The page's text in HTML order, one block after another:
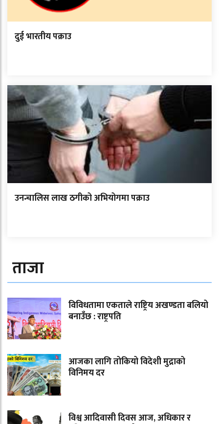
दुई भारतीय पक्राउ
उनन्चालिस लाख ठगीको अभियोगमा पक्राउ
ताजा
विविधतामा एकताले राष्ट्रिय अखण्डता बलियो
बनाउँछ : राष्ट्रपति
आजका लागि तोकियो विदेशी मुद्राको
विनिमय दर
विश्व आदिवासी दिवस आज, अधिकार र